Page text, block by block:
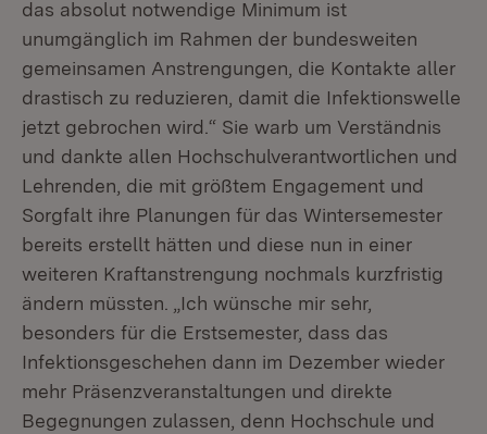
das absolut notwendige Minimum ist
unumgänglich im Rahmen der bundesweiten
gemeinsamen Anstrengungen, die Kontakte aller
drastisch zu reduzieren, damit die Infektionswelle
jetzt gebrochen wird.“ Sie warb um Verständnis
und dankte allen Hochschulverantwortlichen und
Lehrenden, die mit größtem Engagement und
Sorgfalt ihre Planungen für das Wintersemester
bereits erstellt hätten und diese nun in einer
weiteren Kraftanstrengung nochmals kurzfristig
ändern müssten. „Ich wünsche mir sehr,
besonders für die Erstsemester, dass das
Infektionsgeschehen dann im Dezember wieder
mehr Präsenzveranstaltungen und direkte
Begegnungen zulassen, denn Hochschule und